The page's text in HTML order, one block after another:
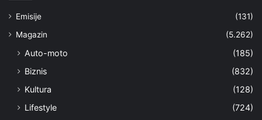
Emisije
(131)
Magazin
(5.262)
Auto-moto
(185)
Biznis
(832)
Kultura
(128)
Lifestyle
(724)